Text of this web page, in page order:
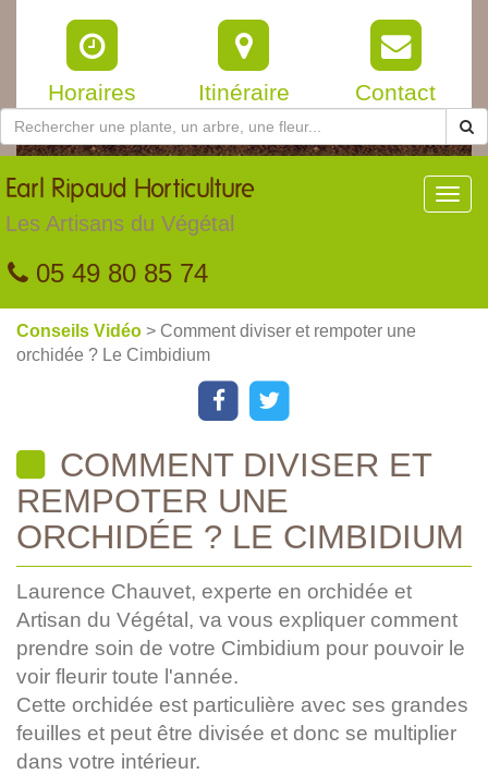
Horaires Itinéraire Contact
Earl Ripaud Horticulture
Les Artisans du Végétal
05 49 80 85 74
Conseils Vidéo > Comment diviser et rempoter une
orchidée ? Le Cimbidium
COMMENT DIVISER ET
REMPOTER UNE
ORCHIDÉE ? LE CIMBIDIUM
Laurence Chauvet, experte en orchidée et
Artisan du Végétal, va vous expliquer comment
prendre soin de votre Cimbidium pour pouvoir le
voir fleurir toute l'année.
Cette orchidée est particulière avec ses grandes
feuilles et peut être divisée et donc se multiplier
dans votre intérieur.